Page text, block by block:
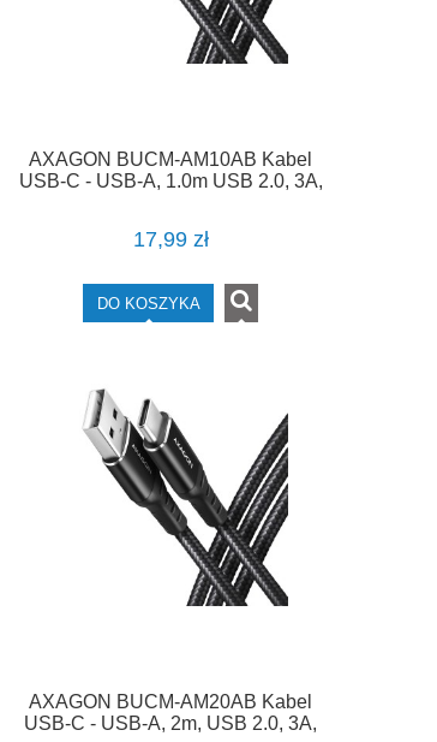
AXAGON BUCM-AM10AB Kabel
USB-C - USB-A, 1.0m USB 2.0, 3A,
17,99 zł
DO KOSZYKA
AXAGON BUCM-AM20AB Kabel
USB-C - USB-A, 2m, USB 2.0, 3A,